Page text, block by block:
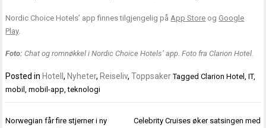
Nordic Choice Hotels’ app finnes tilgjengelig påApp Store og Google
Play.
Foto: Chat og romnøkkel i Nordic Choice Hotels’ app. Foto fra Clarion Hotel.
Posted in Hotell, Nyheter, Reiseliv,Toppsaker TaggedClarion Hotel,IT,
mobil,mobil-app,teknologi
Innleggsnavigasjon
Norwegian får fire stjerner i ny
Celebrity Cruises øker satsingen med